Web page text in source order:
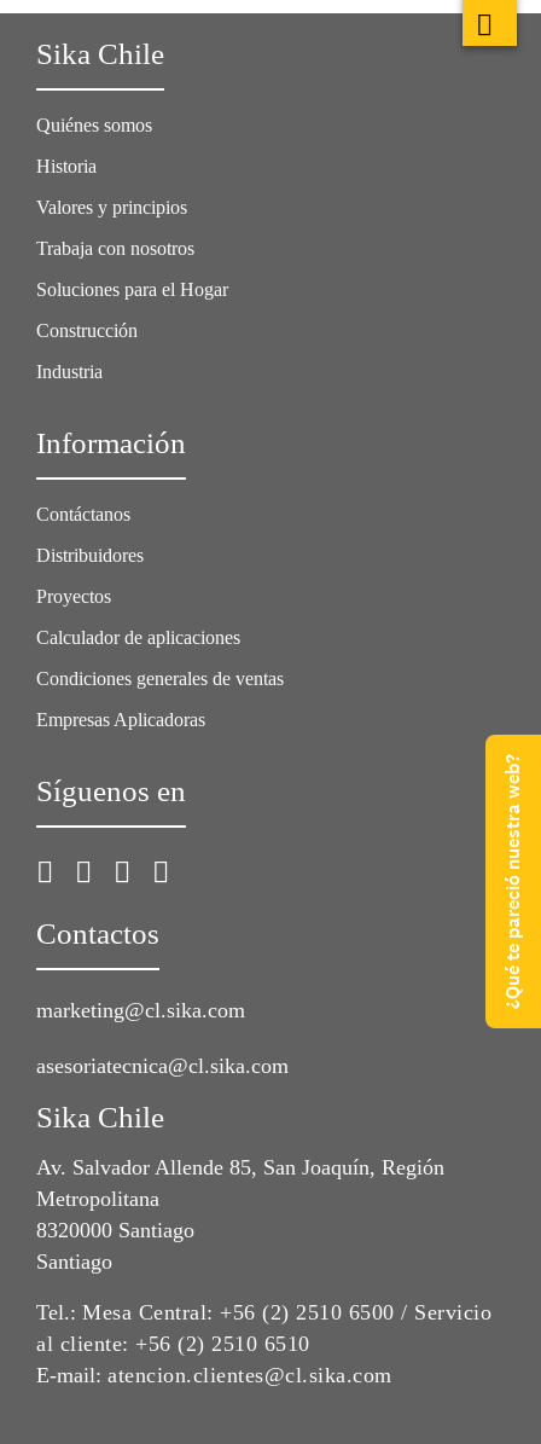
Sika Chile
Quiénes somos
Historia
Valores y principios
Trabaja con nosotros
Soluciones para el Hogar
Construcción
Industria
Información
Contáctanos
Distribuidores
Proyectos
Calculador de aplicaciones
Condiciones generales de ventas
Empresas Aplicadoras
Síguenos en
Contactos
marketing@cl.sika.com
asesoriatecnica@cl.sika.com
Sika Chile
Av. Salvador Allende 85, San Joaquín, Región
Metropolitana
8320000 Santiago
Santiago
Tel.: Mesa Central: +56 (2) 2510 6500 / Servicio
al cliente: +56 (2) 2510 6510
E-mail: atencion.clientes@cl.sika.com
¿Qué te pareció nuestra web?